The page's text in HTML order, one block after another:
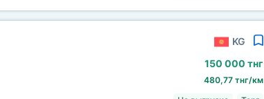
KG
150 000 тнг
480,77 тнг/км